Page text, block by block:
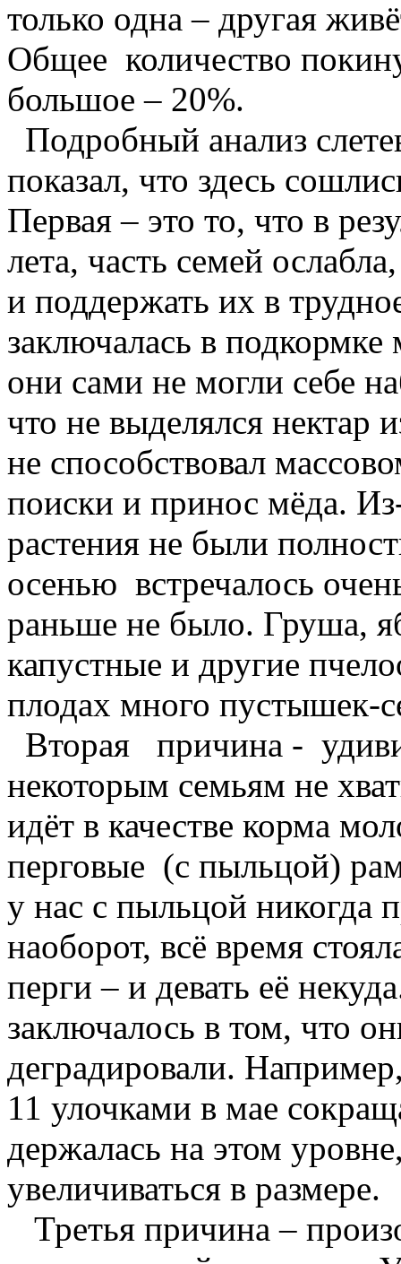
только одна – другая
Общее количество
большое – 20%.
Подробный анализ
показал, что здесь
Первая – это то, что в
лета, часть семей
и поддержать их в
заключалась в
они сами не могли себе
что не выделялся нектар
не способствовал
поиски и принос мёда.
растения не были
осенью встречалось
раньше не было. Груша,
капустные и другие
плодах много пустышек-
Вторая причина -
некоторым семьям не
идёт в качестве корма
перговые (с пыльцой)
у нас с пыльцой никогда
наоборот, всё время
перги – и девать её
заключалось в том, что
деградировали.
11 улочками в мае
держалась на этом
увеличиваться в
Третья причина –